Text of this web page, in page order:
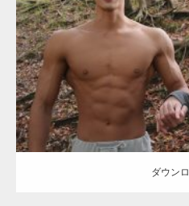
Category:公園のマッチョ その他
ダウンロード
ダウン
TOKYO FMラ
で紹介さ…
NHK「所さ
た（6/8放送）